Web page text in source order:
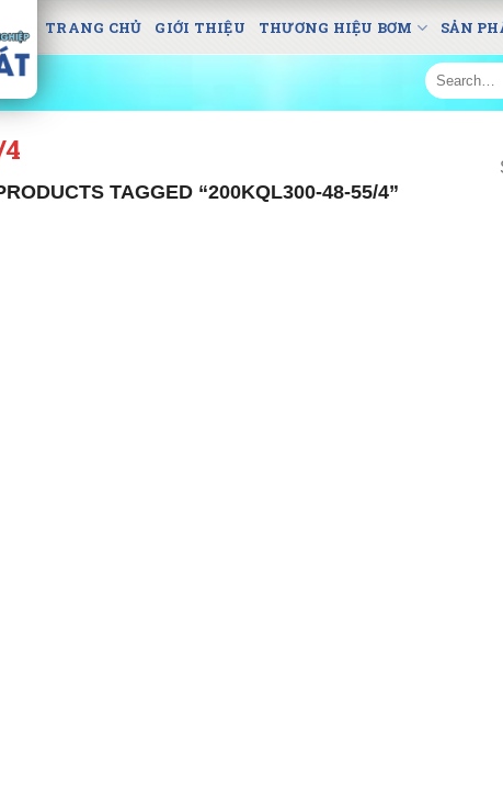
TRANG CHỦ GIỚI THIỆU THƯƠNG HIỆU BƠM SẢN
Search
for:
TAGGED “200KQL300-48-55/4”